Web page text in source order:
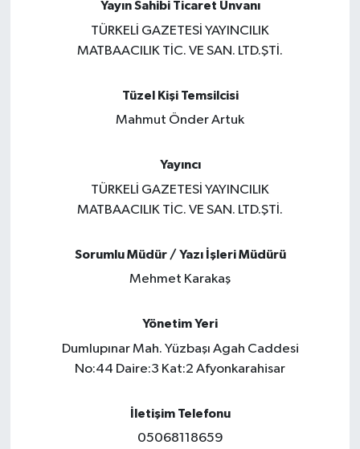
Yayın Sahibi Ticaret Ünvanı
TÜRKELİ GAZETESİ YAYINCILIK
MATBAACILIK TİC. VE SAN. LTD.ŞTİ.
Tüzel Kişi Temsilcisi
Mahmut Önder Artuk
Yayıncı
TÜRKELİ GAZETESİ YAYINCILIK
MATBAACILIK TİC. VE SAN. LTD.ŞTİ.
Sorumlu Müdür / Yazı İşleri Müdürü
Mehmet Karakaş
Yönetim Yeri
Dumlupınar Mah. Yüzbaşı Agah Caddesi
No:44 Daire:3 Kat:2 Afyonkarahisar
İletişim Telefonu
05068118659
Magazin